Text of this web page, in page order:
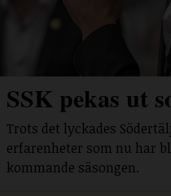
SSK pekas ut
Trots det lyckades
erfarenheter som nu har
kommande säsongen.